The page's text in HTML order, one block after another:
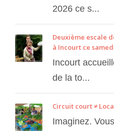
2026 ce s...
Deuxième escale
à Incourt ce
Incourt
de la to...
Circuit court ≠
Imaginez.